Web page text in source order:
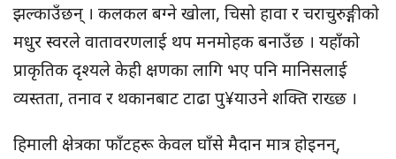
झल्काउँछन् । कलकल बग्ने खोला, चिसो हावा र चराचुरुङ्गीको
मधुर स्वरले वातावरणलाई थप मनमोहक बनाउँछ । यहाँको
प्राकृतिक दृश्यले केही क्षणका लागि भए पनि मानिसलाई
व्यस्तता, तनाव र थकानबाट टाढा पु¥याउने शक्ति राख्छ ।
हिमाली क्षेत्रका फाँटहरू केवल घाँसे मैदान मात्र होइनन्,